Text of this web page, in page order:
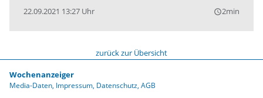
22.09.2021 13:27 Uhr query_builder2min
zurück zur Übersicht
Wochenanzeiger
Media-Daten Impressum Datenschutz AGB